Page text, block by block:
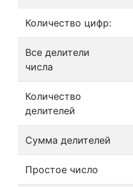
Количество цифр:
Все делители
числа
Количество
делителей
Сумма делителей
Простое число